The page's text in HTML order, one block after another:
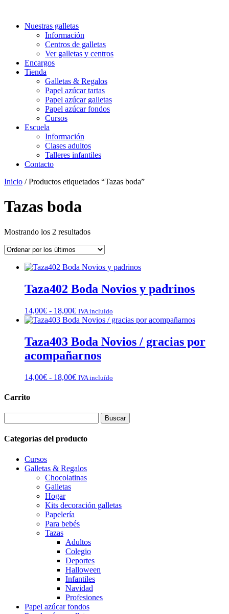
Nuestras galletas
Información
Centros de galletas
Ver galletas y centros
Encargos
Tienda
Galletas & Regalos
Papel azúcar tartas
Papel azúcar galletas
Papel azúcar fondos
Cursos
Escuela
Información
Clases adultos
Talleres infantiles
Contacto
Inicio / Productos etiquetados “Tazas boda”
Tazas boda
Mostrando los 2 resultadosOrdenado
los
Taza402 Boda Novios y padrinos
14,00€ - 18,00€Rango
de
desde
14,00€
hasta
IVA incluído
Taza403 Boda Novios / gracias por
acompañarnos
14,00€ - 18,00€Rango
14,00€
hasta
IVA incluído
Carrito
Categorías del producto
Cursos
Galletas & Regalos
Chocolatinas
Galletas
Hogar
Kits decoración galletas
Papelería
Para bebés
Tazas
Adultos
Colegio
Deportes
Halloween
Infantiles
Navidad
Profesiones
Papel azúcar fondos